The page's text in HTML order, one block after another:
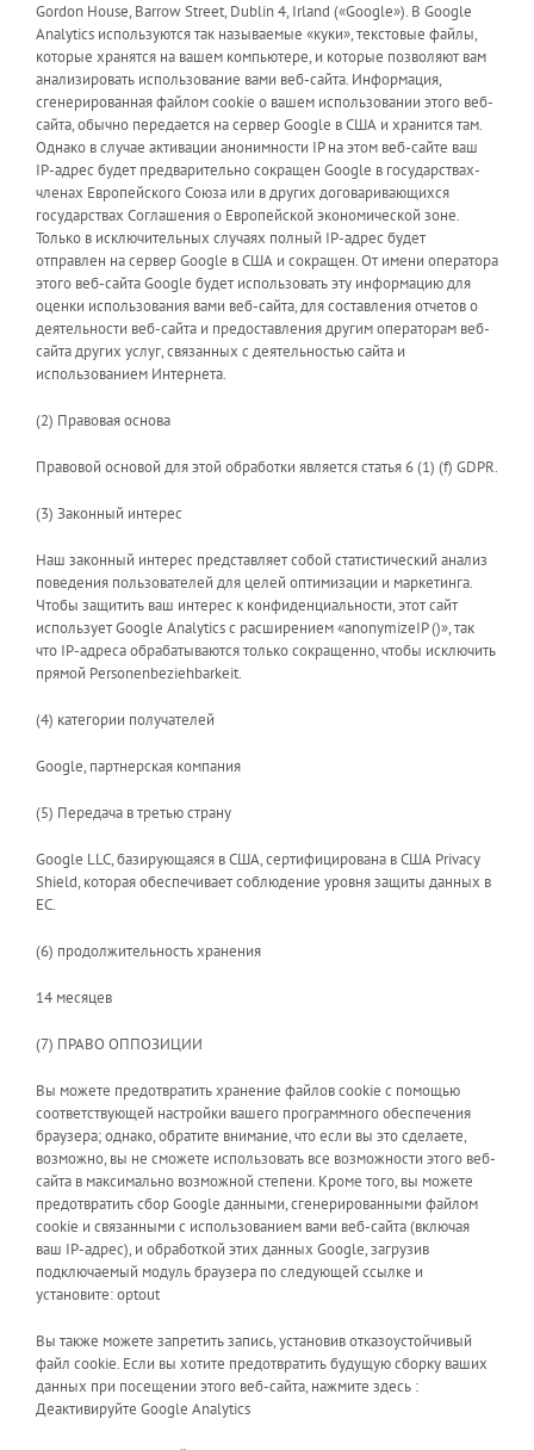
Gordon House, Barrow Street, Dublin 4, Irland («Google»). В Google
Analytics используются так называемые «куки», текстовые файлы,
которые хранятся на вашем компьютере, и которые позволяют вам
анализировать использование вами веб-сайта. Информация,
сгенерированная файлом cookie о вашем использовании этого веб-
сайта, обычно передается на сервер Google в США и хранится там.
Однако в случае активации анонимности IP на этом веб-сайте ваш
IP-адрес будет предварительно сокращен Google в государствах-
членах Европейского Союза или в других договаривающихся
государствах Соглашения о Европейской экономической зоне.
Только в исключительных случаях полный IP-адрес будет
отправлен на сервер Google в США и сокращен. От имени оператора
этого веб-сайта Google будет использовать эту информацию для
оценки использования вами веб-сайта, для составления отчетов о
деятельности веб-сайта и предоставления другим операторам веб-
сайта других услуг, связанных с деятельностью сайта и
использованием Интернета.
(2) Правовая основа
Правовой основой для этой обработки является статья 6 (1) (f) GDPR.
(3) Законный интерес
Наш законный интерес представляет собой статистический анализ
поведения пользователей для целей оптимизации и маркетинга.
Чтобы защитить ваш интерес к конфиденциальности, этот сайт
использует Google Analytics с расширением «anonymizeIP ()», так
что IP-адреса обрабатываются только сокращенно, чтобы исключить
прямой Personenbeziehbarkeit.
(4) категории получателей
Google, партнерская компания
(5) Передача в третью страну
Google LLC, базирующаяся в США, сертифицирована в США Privacy
Shield, которая обеспечивает соблюдение уровня защиты данных в
ЕС.
(6) продолжительность хранения
14 месяцев
(7) ПРАВО ОППОЗИЦИИ
Вы можете предотвратить хранение файлов cookie с помощью
соответствующей настройки вашего программного обеспечения
браузера; однако, обратите внимание, что если вы это сделаете,
возможно, вы не сможете использовать все возможности этого веб-
сайта в максимально возможной степени. Кроме того, вы можете
предотвратить сбор Google данными, сгенерированными файлом
cookie и связанными с использованием вами веб-сайта (включая
ваш IP-адрес), и обработкой этих данных Google, загрузив
подключаемый модуль браузера по следующей ссылке и
установите:optout
Вы также можете запретить запись, установив отказоустойчивый
файл cookie. Если вы хотите предотвратить будущую сборку ваших
данных при посещении этого веб-сайта, нажмите здесь :
Деактивируйте Google Analytics